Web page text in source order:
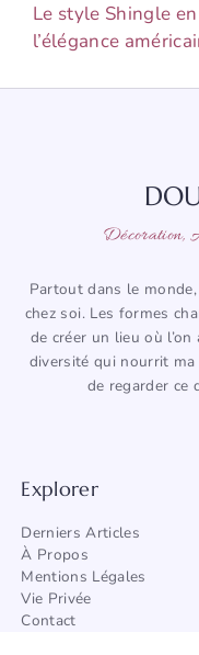
Le style Shingle
l’élégance
Décoration,
Partout dans le
chez soi. Les formes
de créer un lieu où
diversité qui nourrit
de regarder ce
Explorer
Derniers Articles
À Propos
Mentions Légales
Vie Privée
Contact